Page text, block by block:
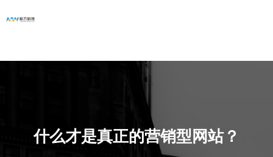
什么才是真正的营销型网站？